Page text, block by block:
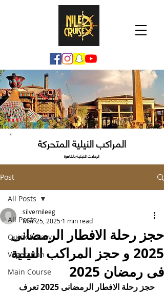
المراكب النيلية المتحركة
الرحلات النيلية بالقاهرة
Post
All Posts
Quick & Easy
Vegetarian
Main Course
All Posts
حجز رحلة الافطار الرمضانى
2025 و حجز المراكب النيلية
فى رمضان 2025
silvernileeg
Mar 25, 2025 1 min read
حجز رحلة الافطار الرمضانى 2025 تعرف